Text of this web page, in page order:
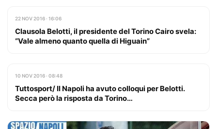
22 NOV 2016 · 16:06
Clausola Belotti, il presidente del Torino Cairo svela:
“Vale almeno quanto quella di Higuain”
10 NOV 2016 · 08:48
Tuttosport/ Il Napoli ha avuto colloqui per Belotti.
Secca però la risposta da Torino…